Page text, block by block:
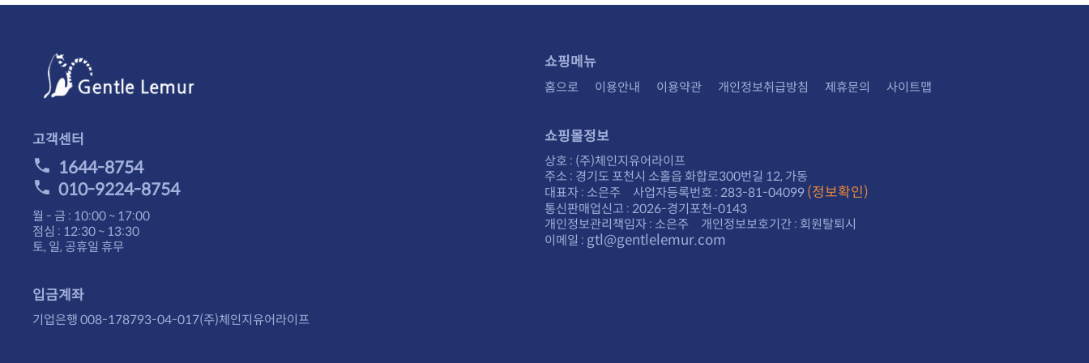
고객센터
1644-8754
010-9224-8754
월 - 금 : 10:00 ~ 17:00
점심 : 12:30 ~ 13:30
토, 일, 공휴일 휴무
입금계좌
기업은행 008-178793-04-017(주)체인지유어라이프
쇼핑메뉴
홈으로 이용안내 이용약관 개인정보취급방침 제휴문의 사이트맵
쇼핑몰정보
상호 : (주)체인지유어라이프
주소 : 경기도 포천시 소홀읍 화합로300번길 12, 가동
대표자 : 소은주 사업자등록번호 : 283-81-04099 (정보확인)
통신판매업신고 : 2026-경기포천-0143
개인정보관리책임자 : 소은주 개인정보보호기간 : 회원탈퇴시
이메일 : gtl@gentlelemur.com